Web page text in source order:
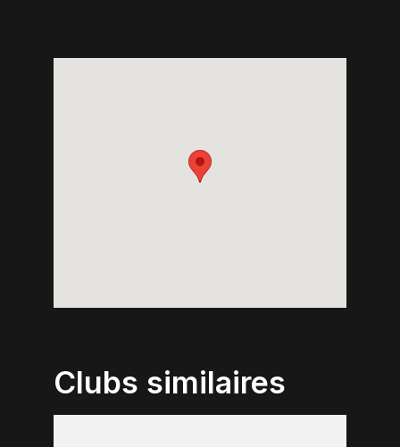
Clubs similaires